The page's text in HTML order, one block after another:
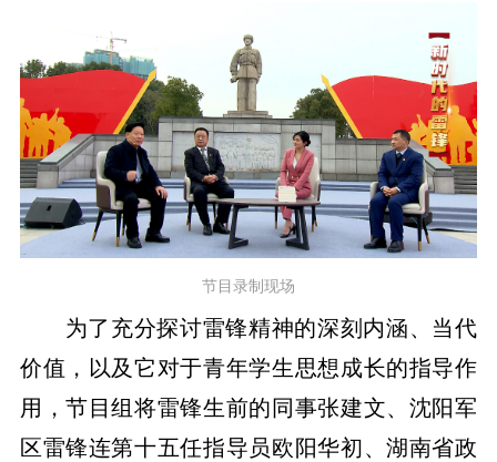
节目录制现场
为了充分探讨雷锋精神的深刻内涵、当代
价值，以及它对于青年学生思想成长的指导作
用，节目组将雷锋生前的同事张建文、沈阳军
区雷锋连第十五任指导员欧阳华初、湖南省政